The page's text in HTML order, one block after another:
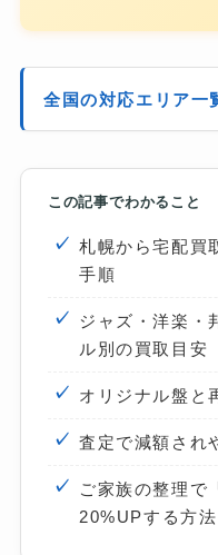
全国の対応エリア一
この記事でわかること
札幌から宅配買
手順
ジャズ・洋楽・
ル別の買取目安
オリジナル盤と
査定で減額され
ご家族の整理で
20%UPする方法